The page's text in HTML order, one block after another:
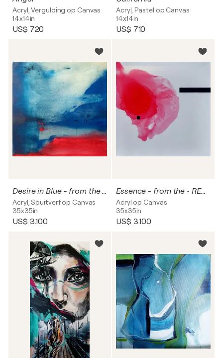
Acryl, Vergulding op Canvas
14x14in
US$ 720
Acryl, Pastel op Canvas
14x14in
US$ 710
Desire in Blue - from the • BLUE & RED• series
Acryl, Spuitverf op Canvas
35x35in
US$ 3.100
Essence - from the • RED • series
Acryl op Canvas
35x35in
US$ 3.100